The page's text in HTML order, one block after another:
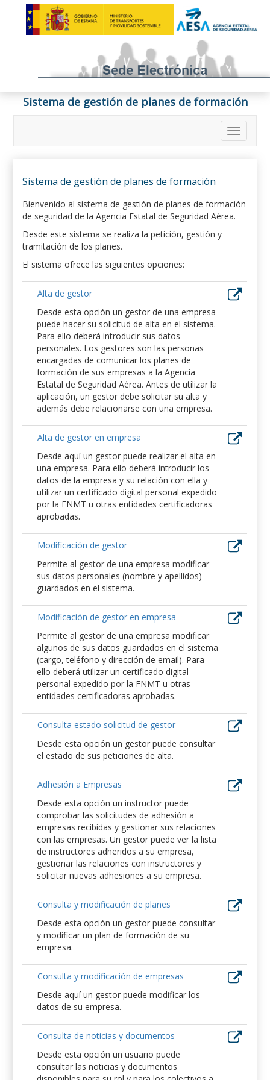
Sistema de gestión de planes de formación
Sistema de gestión de planes de formación
Bienvenido al sistema de gestión de planes de formación
de seguridad de la Agencia Estatal de Seguridad Aérea.
Desde este sistema se realiza la petición, gestión y
tramitación de los planes.
El sistema ofrece las siguientes opciones:
Alta de gestor
Desde esta opción un gestor de una empresa
puede hacer su solicitud de alta en el sistema.
Para ello deberá introducir sus datos
personales. Los gestores son las personas
encargadas de comunicar los planes de
formación de sus empresas a la Agencia
Estatal de Seguridad Aérea. Antes de utilizar la
aplicación, un gestor debe solicitar su alta y
además debe relacionarse con una empresa.
Alta de gestor en empresa
Desde aquí un gestor puede realizar el alta en
una empresa. Para ello deberá introducir los
datos de la empresa y su relación con ella y
utilizar un certificado digital personal expedido
por la FNMT u otras entidades certificadoras
aprobadas.
Modificación de gestor
Permite al gestor de una empresa modificar
sus datos personales (nombre y apellidos)
guardados en el sistema.
Modificación de gestor en empresa
Permite al gestor de una empresa modificar
algunos de sus datos guardados en el sistema
(cargo, teléfono y dirección de email). Para
ello deberá utilizar un certificado digital
personal expedido por la FNMT u otras
entidades certificadoras aprobadas.
Consulta estado solicitud de gestor
Desde esta opción un gestor puede consultar
el estado de sus peticiones de alta.
Adhesión a Empresas
Desde esta opción un instructor puede
comprobar las solicitudes de adhesión a
empresas recibidas y gestionar sus relaciones
con las empresas. Un gestor puede ver la lista
de instructores adheridos a su empresa,
gestionar las relaciones con instructores y
solicitar nuevas adhesiones a su empresa.
Consulta y modificación de planes
Desde esta opción un gestor puede consultar
y modificar un plan de formación de su
empresa.
Consulta y modificación de empresas
Desde aquí un gestor puede modificar los
datos de su empresa.
Consulta de noticias y documentos
Desde esta opción un usuario puede
consultar las noticias y documentos